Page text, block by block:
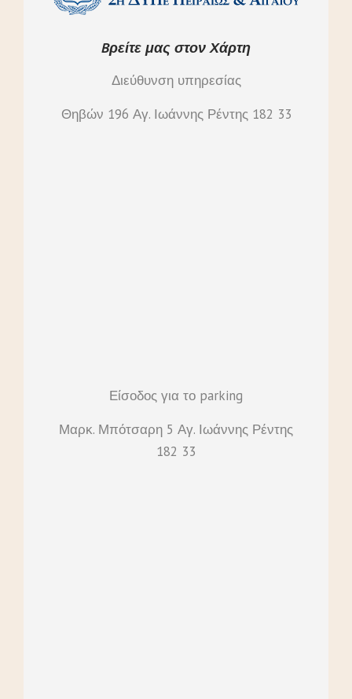
Bρείτε μας στον Χάρτη
Διεύθυνση υπηρεσίας
Θηβών 196 Αγ. Ιωάννης Ρέντης 182 33
Είσοδος για το parking
Μαρκ. Μπότσαρη 5 Αγ. Ιωάννης Ρέντης
182 33